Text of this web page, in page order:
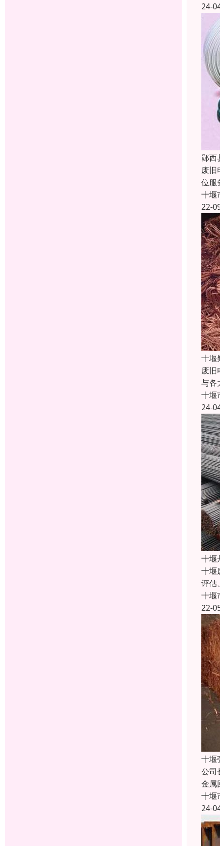
24-
郧西
废旧
位服
十堰
22-
十堰
废旧
与各
十堰
24-
十堰
十堰
评估
十堰
22-
十堰
公司
金属
十堰
24-